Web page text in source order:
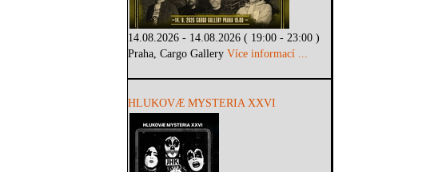
14.08.2026 - 14.08.2026 ( 19:00 - 23:00 )
Praha, Cargo GalleryVíce informací ...
HLUKOVÆ MYSTERIA XXVI